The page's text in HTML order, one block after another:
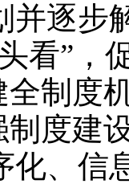
并逐步
看”，
全制度
制度建
化、信